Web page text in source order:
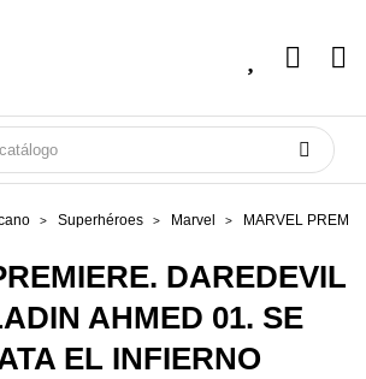
Superhéroes Marvel MARVEL
DAREDEVIL
AHMED 01. SE
EL INFIERNO